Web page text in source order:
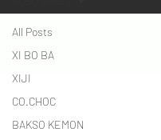
All Posts
XI BO BA
XIJI
CO.CHOC
BAKSO KEMON